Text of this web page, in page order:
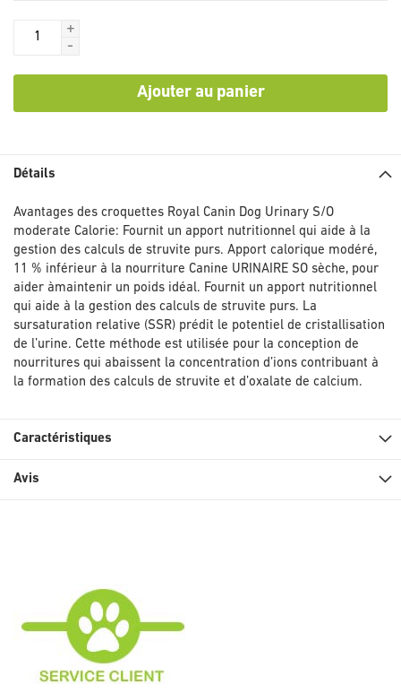
+
-
Ajouter au panier
Détails
Avantages des croquettes Royal Canin Dog Urinary S/O
moderate Calorie: Fournit un apport nutritionnel qui aide à la
gestion des calculs de struvite purs. Apport calorique modéré,
11 % inférieur à la nourriture Canine URINAIRE SO sèche, pour
aider àmaintenir un poids idéal. Fournit un apport nutritionnel
qui aide à la gestion des calculs de struvite purs. La
sursaturation relative (SSR) prédit le potentiel de cristallisation
de l’urine. Cette méthode est utilisée pour la conception de
nourritures qui abaissent la concentration d’ions contribuant à
la formation des calculs de struvite et d’oxalate de calcium.
Caractéristiques
Avis